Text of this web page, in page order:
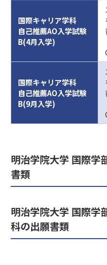
国際キャリア学科
自己推薦AO入学試験
B(4月入学)
国際キャリア学科
自己推薦AO入学試験
B(9月入学)
明治学院大学 国際学
書類
明治学院大学 国際学
科の出願書類